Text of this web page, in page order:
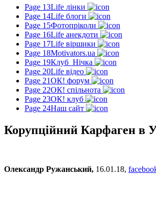
Page 13Life лінки
Page 14Life блоги
Page 15Фотопріколи
Page 16Life анекдоти
Page 17Life віршики
Page 18Motivators.ua
Page 19Клуб_Нічка
Page 20Life відео
Page 21ОК! форум
Page 22ОК! спільнота
Page 23ОК! клуб
Page 24Наш сайт
Корупційний Карфаген в
Олександр Ружанський, 16.01.18,